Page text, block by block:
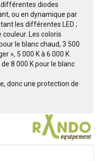
diodes
ou en dynamique par
les différentes LED ;
couleur. Les coloris
le blanc chaud, 3 500
», 5 000 K à 6 000 K
8 000 K pour le blanc
donc une protection de